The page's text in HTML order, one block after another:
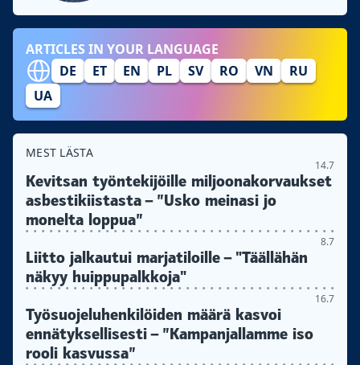
ARTICLES IN YOUR LANGUAGE
DE
ET EN PL SV RO VN
RU
UA
MEST LÄSTA
14.7
Kevitsan työntekijöille miljoonakorvaukset
asbestikiistasta – ”Usko meinasi jo
monelta loppua”
8.7
Liitto jalkautui marjatiloille – "Täällähän
näkyy huippupalkkoja"
16.7
Työsuojeluhenkilöiden määrä kasvoi
ennätyksellisesti – ”Kampanjallamme iso
rooli kasvussa”